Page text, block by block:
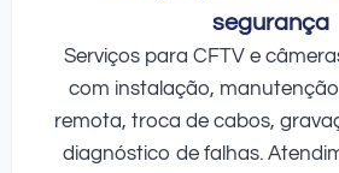
segurança
Serviços para CFTV e
com instalação,
remota, troca de cabos,
diagnóstico de falhas.